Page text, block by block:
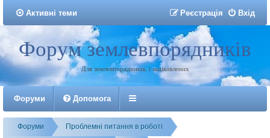
Активні теми Вхід
Реєстрація
Реєстрація
Форум землевпорядників
Для землевпорядників, і зацікавлених
Форуми Допомога
Форуми Проблемні питання в роботі